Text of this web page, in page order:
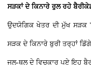
ਸੜਕਾਂ ਦੇ ਕਿਨਾਰੇ ਰੁਲ ਰਹੇ
ਉਦਯੋਗਿਕ ਖੇਤਰ ਦੀ ਮੁੱਖ ਸੜਕ
ਸੜਕ ਦੇ ਕਿਨਾਰੇ ਬੁਰੀ ਤਰ੍ਹਾਂ
ਜਲ-ਥਲ ਦੇ ਵਿਚਕਾਰ ਪਏ ਇਹ